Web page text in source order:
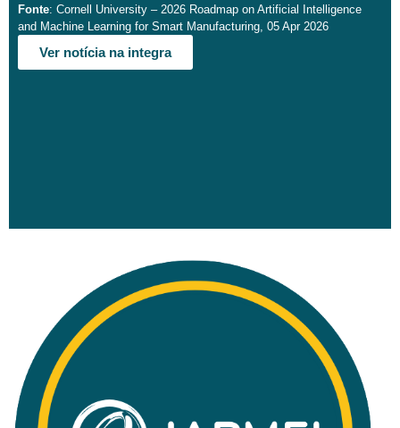
Fonte: Cornell University – 2026 Roadmap on Artificial Intelligence
and Machine Learning for Smart Manufacturing, 05 Apr 2026
Ver notícia na integra